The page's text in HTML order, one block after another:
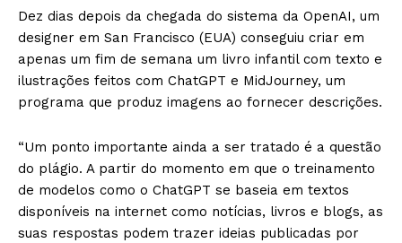
Dez dias depois da chegada do sistema da OpenAI, um
designer em San Francisco (EUA) conseguiu criar em
apenas um fim de semana um livro infantil com texto e
ilustrações feitos com ChatGPT e MidJourney, um
programa que produz imagens ao fornecer descrições.
“Um ponto importante ainda a ser tratado é a questão
do plágio. A partir do momento em que o treinamento
de modelos como o ChatGPT se baseia em textos
disponíveis na internet como notícias, livros e blogs, as
suas respostas podem trazer ideias publicadas por